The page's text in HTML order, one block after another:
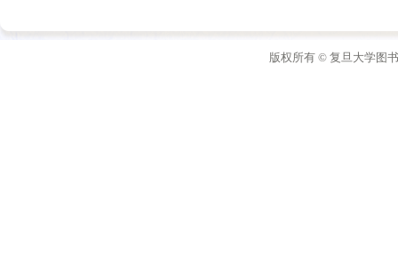
版权所有 © 复旦大学图